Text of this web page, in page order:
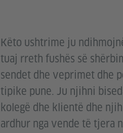
Këto ushtrime ju
tuaj rreth fushës së
sendet dhe veprimet dhe
tipike pune. Ju njihni
kolegë dhe klientë dhe
ardhur nga vende të tjera